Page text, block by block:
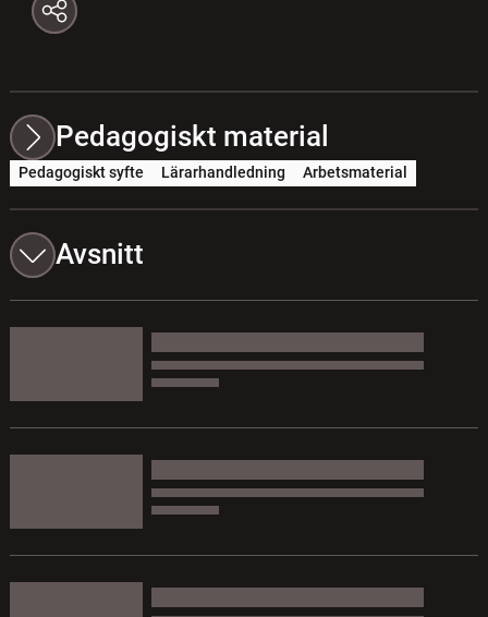
Pedagogiskt material
Pedagogiskt syfte Lärarhandledning Arbetsmaterial
Avsnitt